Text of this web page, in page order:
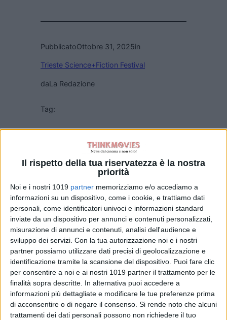
Il rispetto della tua riservatezza è la nostra
priorità
Noi e i nostri 1019 partner memorizziamo e/o accediamo a
informazioni su un dispositivo, come i cookie, e trattiamo dati
personali, come identificatori univoci e informazioni standard
inviate da un dispositivo per annunci e contenuti personalizzati,
misurazione di annunci e contenuti, analisi dell'audience e
sviluppo dei servizi. Con la tua autorizzazione noi e i nostri
partner possiamo utilizzare dati precisi di geolocalizzazione e
identificazione tramite la scansione del dispositivo. Puoi fare clic
per consentire a noi e ai nostri 1019 partner il trattamento per le
finalità sopra descritte. In alternativa puoi accedere a
informazioni più dettagliate e modificare le tue preferenze prima
di acconsentire o di negare il consenso. Si rende noto che alcuni
trattamenti dei dati personali possono non richiedere il tuo
PubblicatoOttobre 31, 2025in
Trieste Science+Fiction Festival
daLa Redazione
Tag:
Articoli recenti
Godzilla Minus
mostri torna nel
teaser trailer
italiano
di La Redazione
Lionsgate rilancia
Leprechaun: il
folletto assassino
torna in un nuovo
film horror
di Emanuela Giuliani
Meadow Walker e
la Toyota Supra